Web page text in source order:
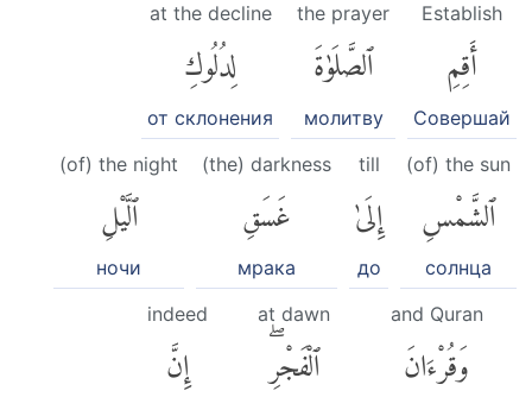
Establish
أَقِمِ
Совершай
the prayer
ٱلصَّلَوٰةَ
молитву
at the decline
لِدُلُوكِ
от склонения
(of) the sun
ٱلشَّمْسِ
солнца
till
إِلَىٰ
до
(the) darkness
غَسَقِ
мрака
(of) the night
ٱلَّيْلِ
ночи
and Quran
وَقُرْءَانَ
at dawn
ٱلْفَجْرِۖ
indeed
إِنَّ